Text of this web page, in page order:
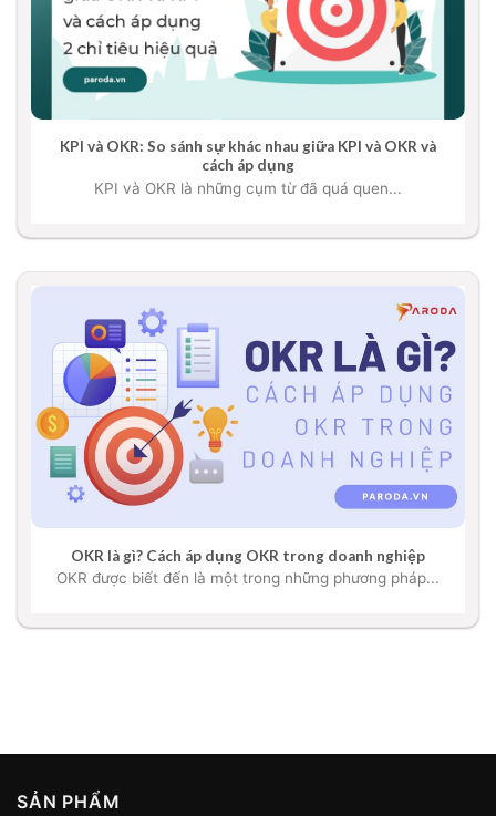
KPI và OKR: So sánh sự khác nhau giữa KPI và OKR và
cách áp dụng
KPI và OKR là những cụm từ đã quá quen...
OKR là gì? Cách áp dụng OKR trong doanh nghiệp
OKR được biết đến là một trong những phương pháp...
SẢN PHẨM